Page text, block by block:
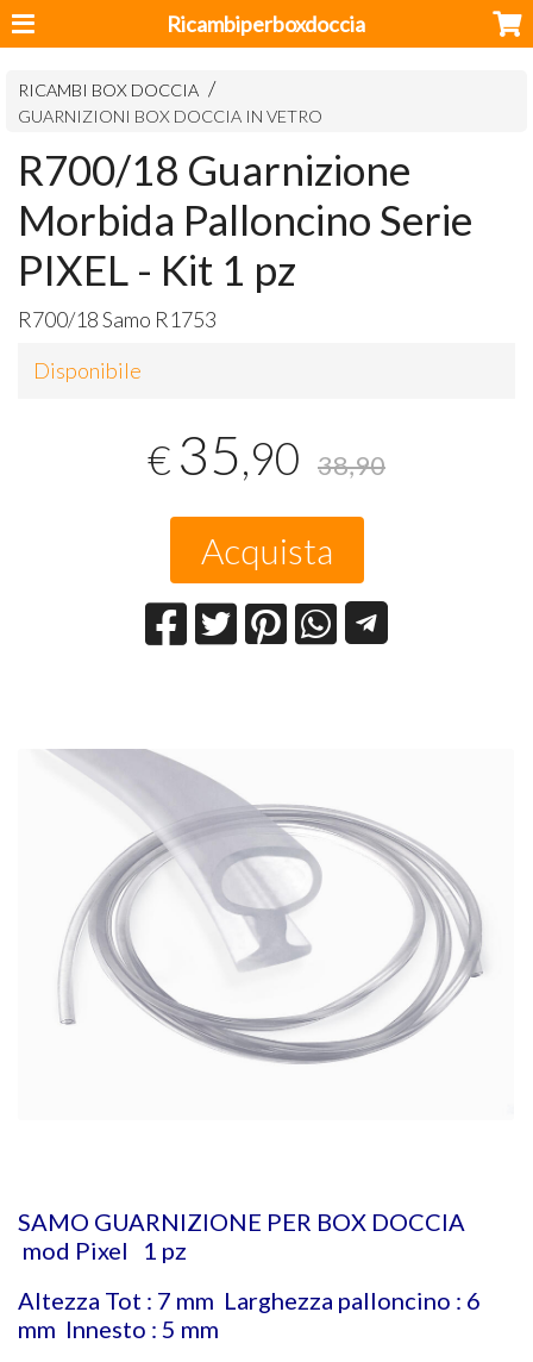
Ricambiperboxdoccia
RICAMBI BOX DOCCIA
GUARNIZIONI BOX DOCCIA IN VETRO
R700/18 Guarnizione
Morbida Palloncino Serie
PIXEL - Kit 1 pz
R700/18 Samo R1753
Disponibile
€ 35,90 38,90
Acquista
SAMO GUARNIZIONE PER BOX DOCCIA
mod Pixel 1 pz
Altezza Tot : 7 mm Larghezza palloncino : 6
mm Innesto : 5 mm